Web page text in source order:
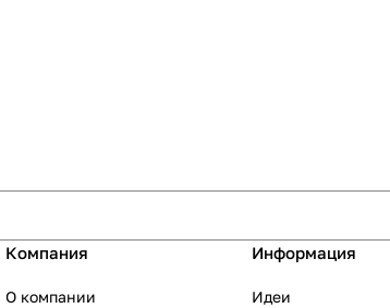
Компания
О компании
Информация
Идеи